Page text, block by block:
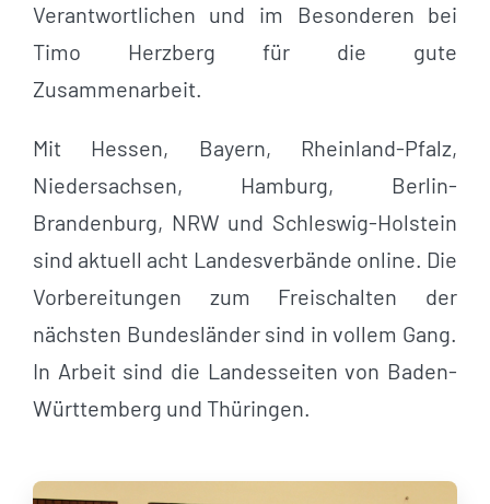
Verantwortlichen und im Besonderen bei
Timo Herzberg für die gute
Zusammenarbeit.
Mit Hessen, Bayern, Rheinland-Pfalz,
Niedersachsen, Hamburg, Berlin-
Brandenburg, NRW und Schleswig-Holstein
sind aktuell acht Landesverbände online. Die
Vorbereitungen zum Freischalten der
nächsten Bundesländer sind in vollem Gang.
In Arbeit sind die Landesseiten von Baden-
Württemberg und Thüringen.